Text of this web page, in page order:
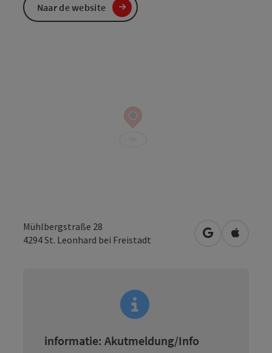
Mühlbergstraße 28
4294St. Leonhard bei Freistadt Openen in
informatie: Akutmeldung/Info
Naar de website